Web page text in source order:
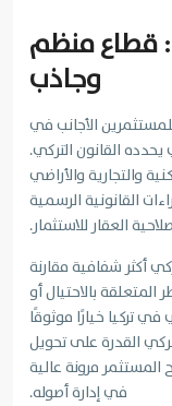
: قطاع منظم
وجاذب
الأجانب في
يحدده القانون التركي.
والتجارية والأراضي
القانونية الرسمية
العقار للاستثمار.
أكثر شفافية مقارنة
المتعلقة بالاحتيال أو
في تركيا خيارًا موثوقًا
القدرة على تحويل
المستثمر مرونة عالية
في إدارة أصوله.